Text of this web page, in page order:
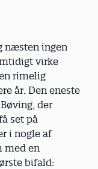
næsten ingen
virke
rimelig
år. Den eneste
der
set på
i nogle af
med en
bifald: